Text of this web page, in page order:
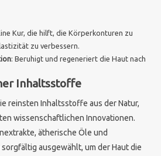
Kur, die hilft, die Körperkonturen zu
zu verbessern.
: Beruhigt und regeneriert die Haut nach
Inhaltsstoffe
reinsten Inhaltsstoffe aus der Natur,
wissenschaftlichen Innovationen.
ätherische Öle und
ausgewählt, um der Haut die